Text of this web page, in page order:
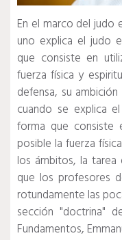
En el marco del judo
uno explica el judo
que consiste en
fuerza física y
defensa, su
cuando se explica
forma que consiste
posible la fuerza
los ámbitos, la tarea
que los profesores
rotundamente las
sección "doctrina"
Fundamentos,